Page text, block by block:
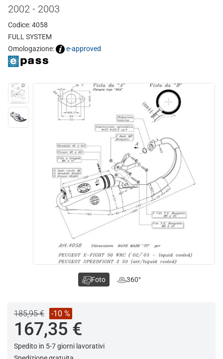
2002 - 2003
Codice: 4058
FULL SYSTEM
Omologazione:
e-approved
185,95 € -10 %
167,35 €
Spedito in 5-7 giorni lavorativi
Foto 360°